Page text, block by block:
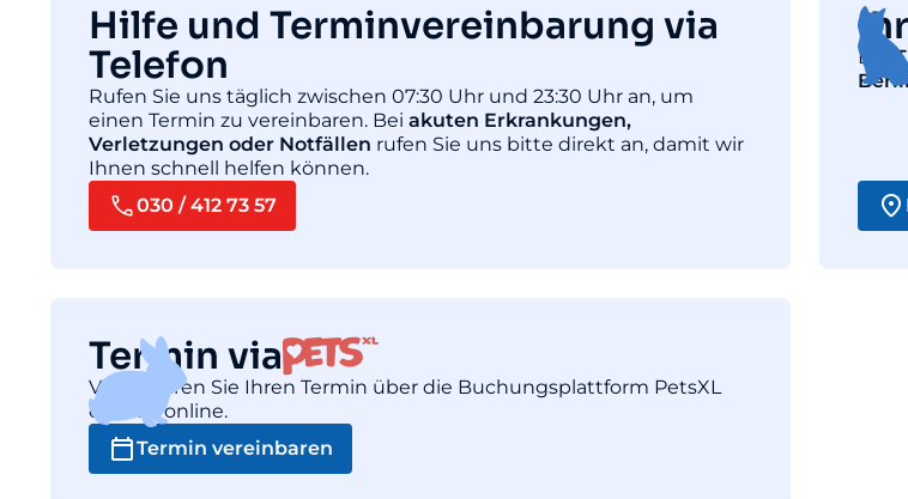
Hilfe und Terminvereinbarung via
Telefon
Rufen Sie uns täglich zwischen 07:30 Uhr und 23:30 Uhr an, um
einen Termin zu vereinbaren. Bei akuten Erkrankungen,
Verletzungen oder Notfällen rufen Sie uns bitte direkt an, damit wir
Ihnen schnell helfen können.
030 / 412 73 57
Die
Termin via
Vereinbaren Sie Ihren Termin über die Buchungsplattform PetsXL
einfach online.
Termin vereinbaren